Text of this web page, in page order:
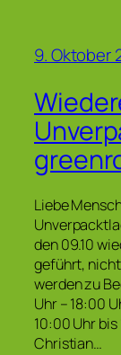
9. Oktober
Liebe
den 09.10
geführt,
werden zu
Uhr – 18:00
10:00 Uhr
Christian…